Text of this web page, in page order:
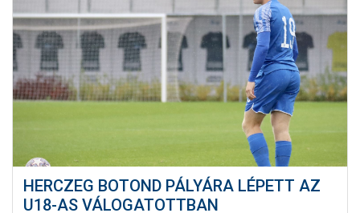
HERCZEG BOTOND PÁLYÁRA LÉPETT AZ
U18-AS VÁLOGATOTTBAN